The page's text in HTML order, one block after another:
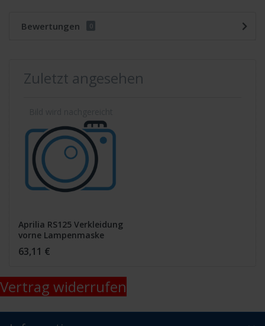
Bewertungen 0
Zuletzt angesehen
Aprilia RS125 Verkleidung
vorne Lampenmaske
schwarz
63,11 €
Vertrag widerrufen